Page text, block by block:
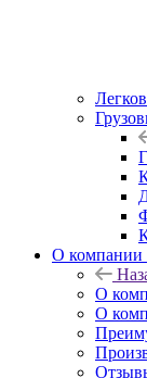
О компании
О
О